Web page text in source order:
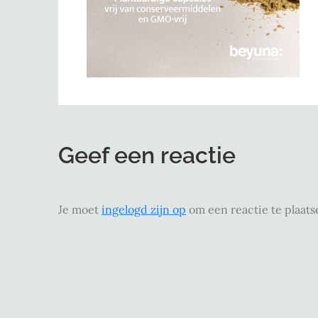
Geef een reactie
Je moet ingelogd zijn op om een reactie te